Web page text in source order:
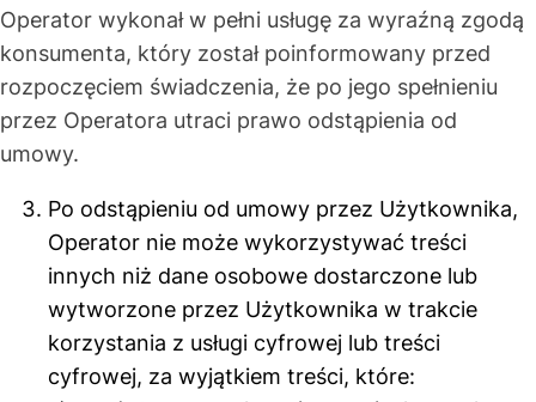
Operator wykonał w pełni usługę za wyraźną zgodą
konsumenta, który został poinformowany przed
rozpoczęciem świadczenia, że po jego spełnieniu
przez Operatora utraci prawo odstąpienia od
umowy.
Po odstąpieniu od umowy przez Użytkownika,
Operator nie może wykorzystywać treści
innych niż dane osobowe dostarczone lub
wytworzone przez Użytkownika w trakcie
korzystania z usługi cyfrowej lub treści
cyfrowej, za wyjątkiem treści, które: